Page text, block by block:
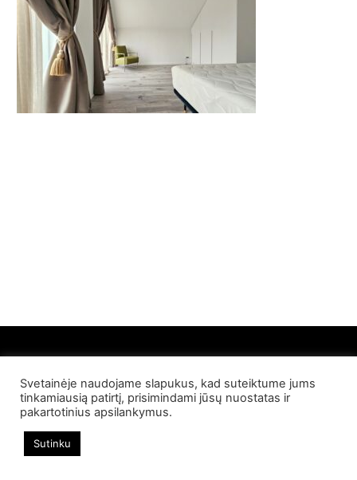
Kontaktai
© 2022 Palangos NT. Visos teisės saugomos
Svetainėje naudojame slapukus, kad suteiktume jums
tinkamiausią patirtį, prisimindami jūsų nuostatas ir
pakartotinius apsilankymus.
Sutinku